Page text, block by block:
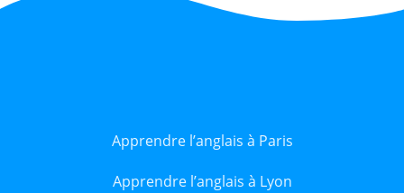
Apprendre l’anglais à Paris
Apprendre l’anglais à Lyon